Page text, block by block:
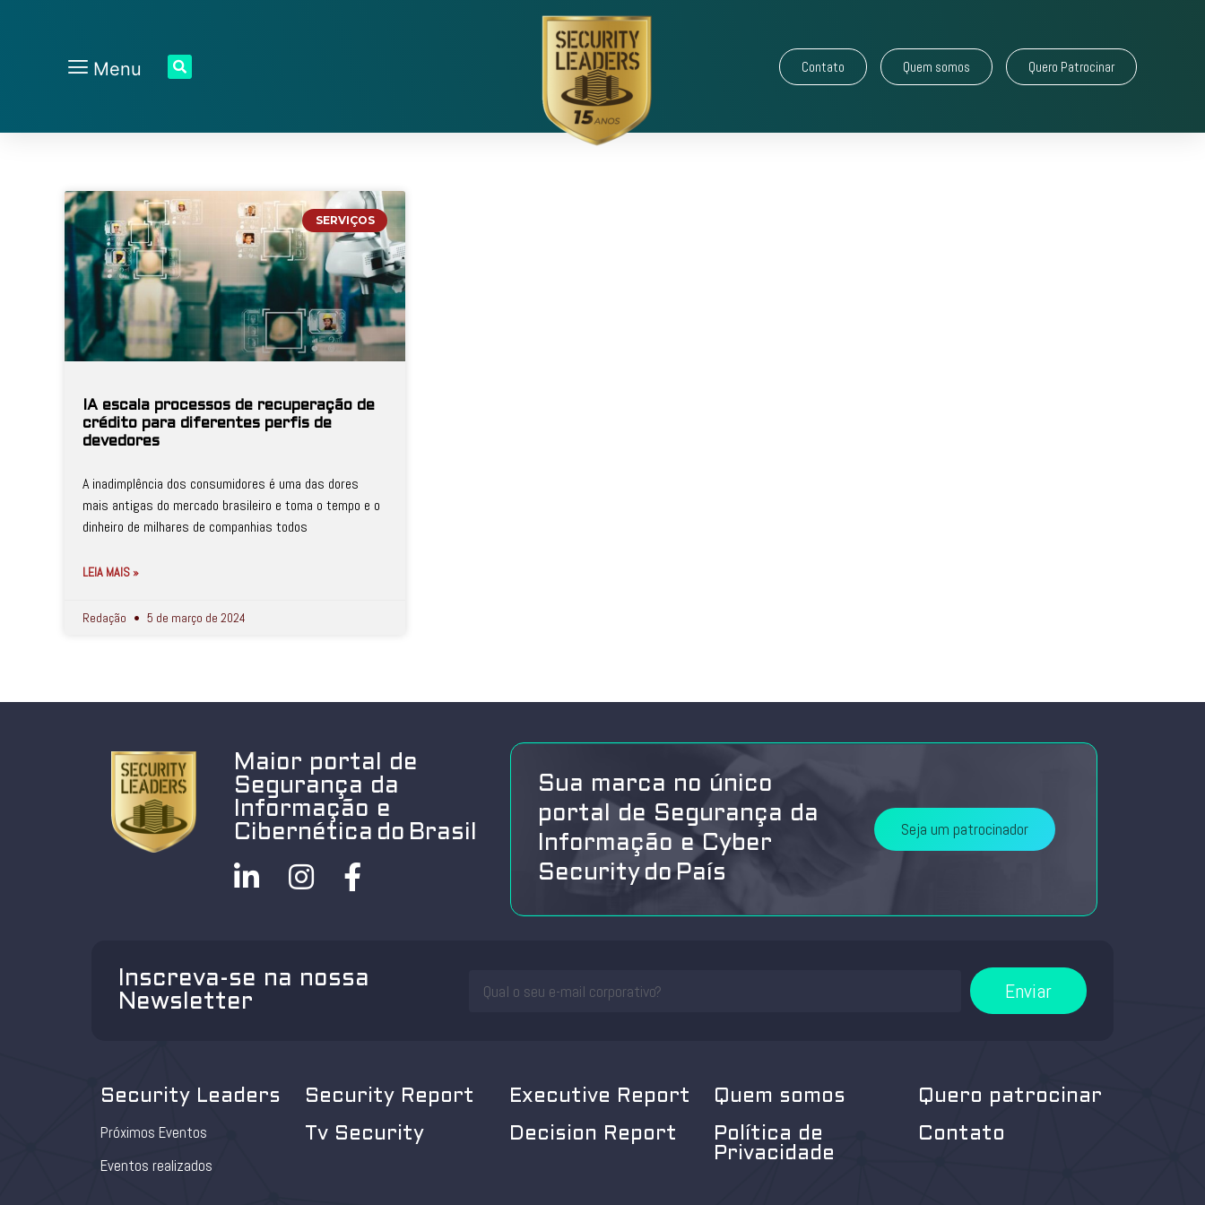
Menu Contato Quem somos Quero Patrocinar
SERVIÇOS
IA escala processos de recuperação de
crédito para diferentes perfis de
devedores
A inadimplência dos consumidores é uma das dores
mais antigas do mercado brasileiro e toma o tempo e o
dinheiro de milhares de companhias todos
LEIA MAIS »
Redação 5 de março de 2024
Maior portal de
Segurança da
Informação e
Cibernética do Brasil
Sua marca no único
portal de Segurança da
Informação e Cyber
Security do País
Seja um patrocinador
Inscreva-se na nossa
Newsletter
Enviar
Security Leaders
Próximos Eventos
Eventos realizados
Security Report
Tv Security
Executive Report
Decision Report
Quem somos
Política de
Privacidade
Quero patrocinar
Contato